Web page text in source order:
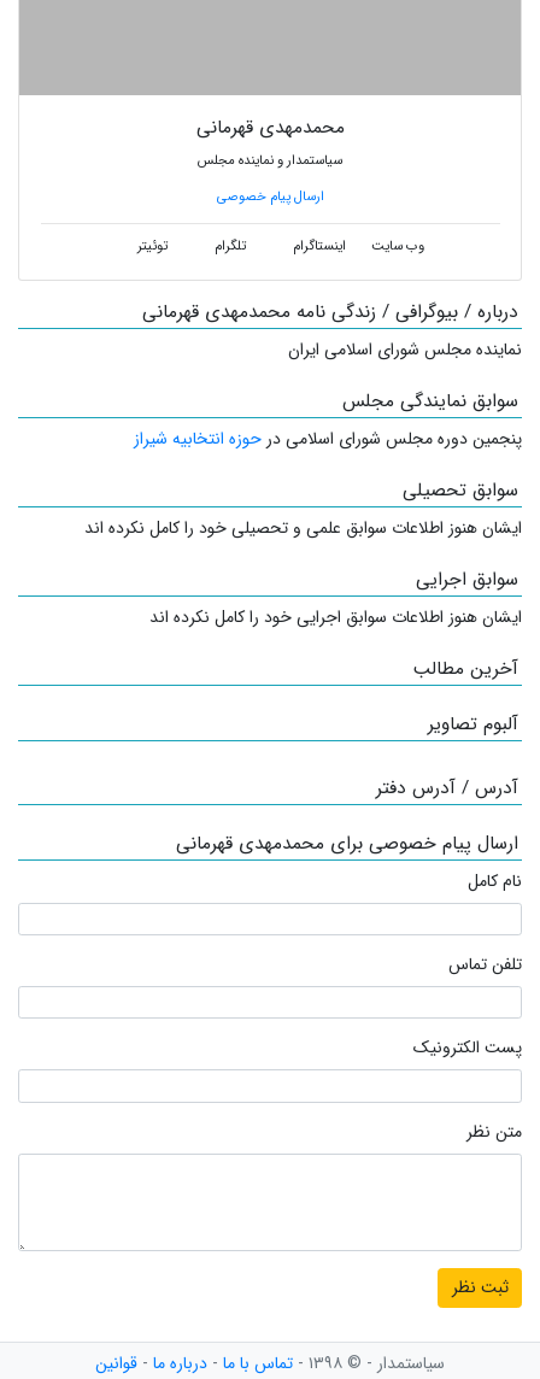
محمدمهدی قهرمانی
سیاستمدار و نماینده مجلس
ارسال پیام خصوصی
وب سایت اینستاگرام تلگرام توئیتر
درباره / بیوگرافی / زندگی نامه محمدمهدی قهرمانی
نماینده مجلس شورای اسلامی ایران
سوابق نمایندگی مجلس
پنجمین دوره مجلس شورای اسلامی در حوزه انتخابیه شیراز
سوابق تحصیلی
ایشان هنوز اطلاعات سوابق علمی و تحصیلی خود را کامل نکرده اند
سوابق اجرایی
ایشان هنوز اطلاعات سوابق اجرایی خود را کامل نکرده اند
آخرین مطالب
آلبوم تصاویر
آدرس / آدرس دفتر
ارسال پیام خصوصی برای محمدمهدی قهرمانی
نام کامل
تلفن تماس
پست الکترونیک
متن نظر
سیاستمدار - © ۱۳۹۸ - تماس با ما - درباره ما - قوانین